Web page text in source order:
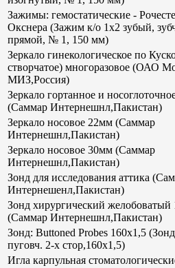
Зажимы: гемостатические -
Окснера (Зажим к/о 1х2 зубый,
прямой, № 1, 150 мм)
Зеркало гинекологическое по
створчатое) многоразовое (ОАО
МИЗ,Россия)
Зеркало гортанное и
(Саммар Интернешнл,Пакистан)
Зеркало носовое 22мм (Саммар
Интернешнл,Пакистан)
Зеркало носовое 30мм (Саммар
Интернешнл,Пакистан)
Зонд для исследования аттика
Интернешенл,Пакистан)
Зонд хирургический желобоватый
(Саммар Интернешнл,Пакистан)
Зонд: Buttoned Probes 160х1,5
пуговч. 2-х стор,160х1,5)
Игла карпульная